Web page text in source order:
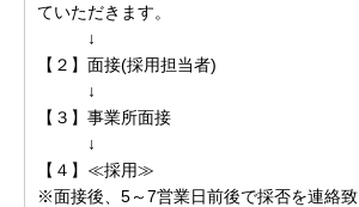
ていただきます。
↓
【２】面接(採用担当者)
↓
【３】事業所面接
↓
【４】≪採用≫
※面接後、5～7営業日前後で採否を連絡致